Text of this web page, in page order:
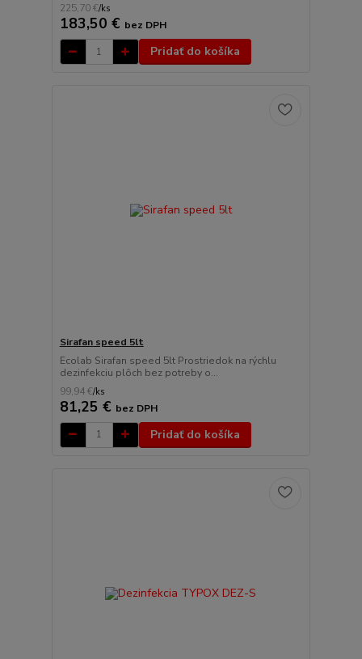
225,70 €/ks
183,50 € bez DPH
Pridať do košíka
Sirafan speed 5lt
Ecolab Sirafan speed 5lt Prostriedok na rýchlu
dezinfekciu plôch bez potreby o...
99,94 €/ks
81,25 € bez DPH
Pridať do košíka